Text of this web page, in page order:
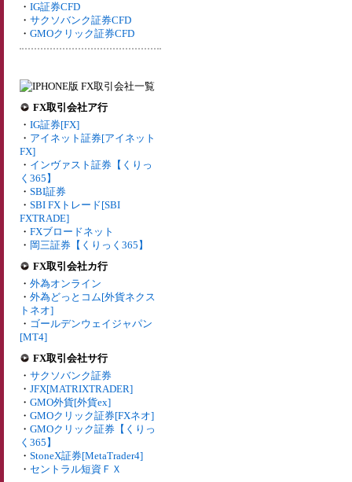
・ IG証券CFD
・ サクソバンク証券CFD
・ GMOクリック証券CFD
FX取引会社ア行
・ IG証券[FX]
・ アイネット証券[アイネット
FX]
・ インヴァスト証券【くりっ
く365】
・ SBI証券
・ SBI FXトレード[SBI
FXTRADE]
・ FXブロードネット
・ 岡三証券【くりっく365】
FX取引会社カ行
・ 外為オンライン
・ 外為どっとコム[外貨ネクス
トネオ]
・ ゴールデンウェイジャパン
[MT4]
FX取引会社サ行
・ サクソバンク証券
・ JFX[MATRIXTRADER]
・ GMO外貨[外貨ex]
・ GMOクリック証券[FXネオ]
・ GMOクリック証券【くりっ
く365】
・ StoneX証券[MetaTrader4]
・ セントラル短資ＦＸ